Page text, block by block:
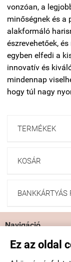
Ez az oldal
vonzóan, a
minőségnek és a
alakformáló
észrevehetőek,
egyben elfedi a
innovatív és
mindennap
hogy túl nagy
TERMÉKEK
KOSÁR
BANKKÁRTYÁS
Navigáció
Saját fiók